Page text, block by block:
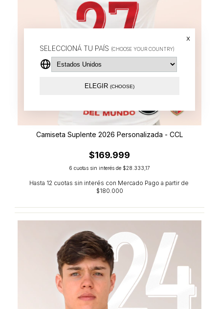
SELECCIONÁ TU PAÍS (CHOOSE YOUR COUNTRY)
x
ELEGIR (CHOOSE)
Camiseta Suplente 2026 Personalizada - CCL
$169.999
6 cuotas sin interés de $28.333,17